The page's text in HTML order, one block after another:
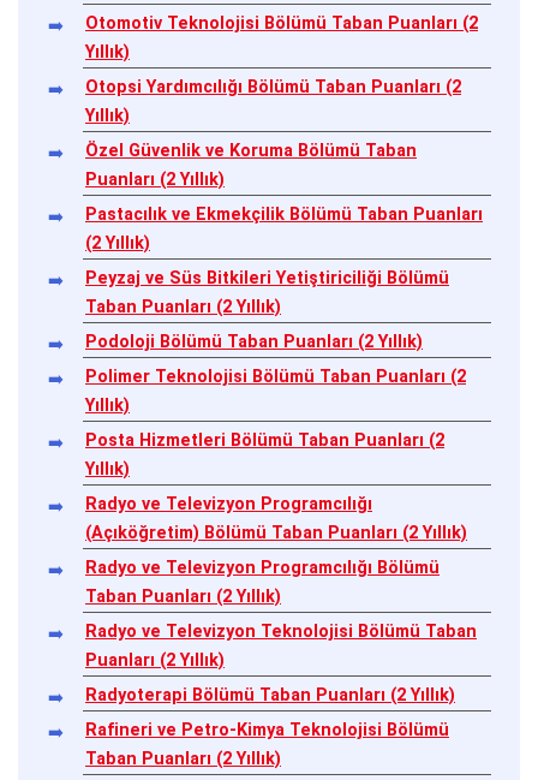
Otomotiv Teknolojisi Bölümü Taban Puanları (2
Yıllık)
Otopsi Yardımcılığı Bölümü Taban Puanları (2
Yıllık)
Özel Güvenlik ve Koruma Bölümü Taban
Puanları (2 Yıllık)
Pastacılık ve Ekmekçilik Bölümü Taban Puanları
(2 Yıllık)
Peyzaj ve Süs Bitkileri Yetiştiriciliği Bölümü
Taban Puanları (2 Yıllık)
Podoloji Bölümü Taban Puanları (2 Yıllık)
Polimer Teknolojisi Bölümü Taban Puanları (2
Yıllık)
Posta Hizmetleri Bölümü Taban Puanları (2
Yıllık)
Radyo ve Televizyon Programcılığı
(Açıköğretim) Bölümü Taban Puanları (2 Yıllık)
Radyo ve Televizyon Programcılığı Bölümü
Taban Puanları (2 Yıllık)
Radyo ve Televizyon Teknolojisi Bölümü Taban
Puanları (2 Yıllık)
Radyoterapi Bölümü Taban Puanları (2 Yıllık)
Rafineri ve Petro-Kimya Teknolojisi Bölümü
Taban Puanları (2 Yıllık)